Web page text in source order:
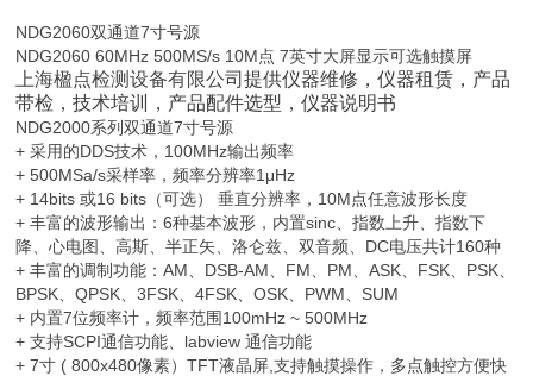
NDG2060双通道7寸号源
NDG2060 60MHz 500MS/s 10M点 7英寸大屏显示可选触摸屏
上海楹点检测设备有限公司提供仪器维修，仪器租赁， 产品
带检 ，技术培训，产品配件选型 ，仪器说明书
NDG2000系列双通道7寸号源
+ 采用的DDS技术，100MHz输出频率
+ 500MSa/s采样率，频率分辨率1μHz
+ 14bits 或16 bits（可选） 垂直分辨率，10M点任意波形长度
+ 丰富的波形输出：6种基本波形，内置sinc、指数上升、指数下
降、心电图、高斯、半正矢、洛仑兹、双音频、DC电压共计160种
+ 丰富的调制功能：AM、DSB-AM、FM、PM、ASK、FSK、PSK、
BPSK、QPSK、3FSK、4FSK、OSK、PWM、SUM
+ 内置7位频率计，频率范围100mHz ~ 500MHz
+ 支持SCPI通信功能、labview 通信功能
+ 7寸 ( 800x480像素）TFT液晶屏,支持触摸操作，多点触控方便快